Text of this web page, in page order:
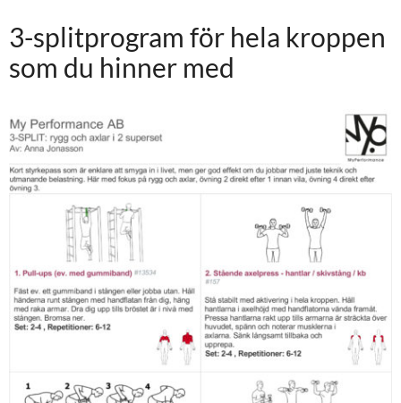
3-splitprogram för hela kroppen
som du hinner med